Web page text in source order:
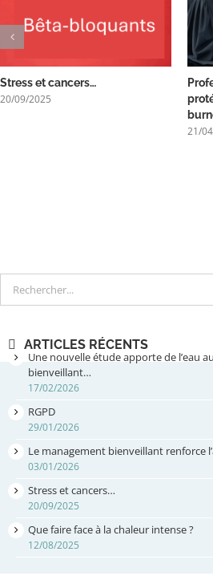
Stress et cancers…
20/09/2025
21/
Rechercher
ARTICLES RÉCENTS
Une nouvelle étude apporte de l’eau
bienveillant…
17/02/2026
RGPD
29/01/2026
Le management bienveillant renforce
03/01/2026
Stress et cancers…
20/09/2025
Que faire face à la chaleur intense ?
12/08/2025